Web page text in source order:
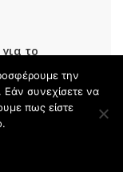
το
ανά
της
για
την
Εάν συνεχίσετε να
πως είστε